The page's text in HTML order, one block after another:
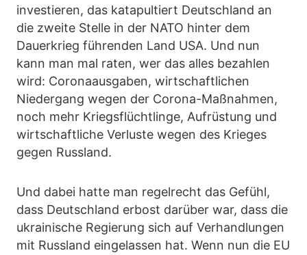
investieren, das katapultiert Deutschland an
die zweite Stelle in der NATO hinter dem
Dauerkrieg führenden Land USA. Und nun
kann man mal raten, wer das alles bezahlen
wird: Coronaausgaben, wirtschaftlichen
Niedergang wegen der Corona-Maßnahmen,
noch mehr Kriegsflüchtlinge, Aufrüstung und
wirtschaftliche Verluste wegen des Krieges
gegen Russland.
Und dabei hatte man regelrecht das Gefühl,
dass Deutschland erbost darüber war, dass die
ukrainische Regierung sich auf Verhandlungen
mit Russland eingelassen hat. Wenn nun die EU